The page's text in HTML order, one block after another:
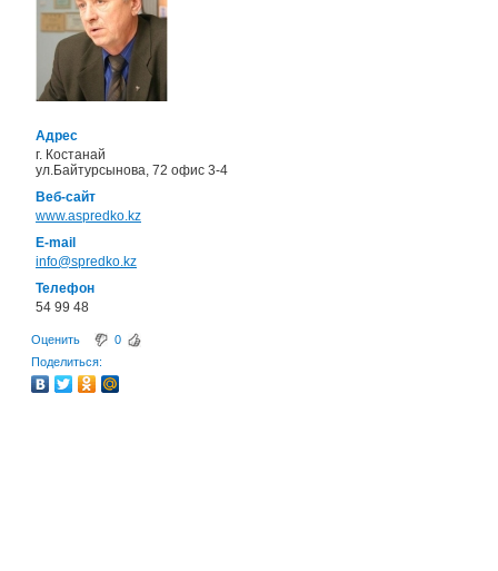
Адрес
г. Костанай
ул.Байтурсынова, 72 офис 3-4
Веб-сайт
www.aspredko.kz
E-mail
info@spredko.kz
Телефон
54 99 48
Оценить
0
Поделиться: